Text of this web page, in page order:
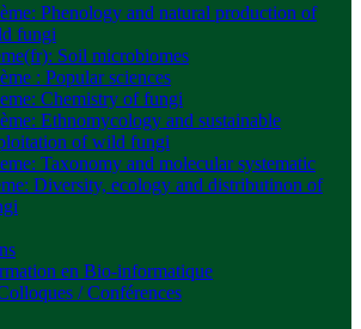
Phenology and natural production of
fungi
Soil microbiomes
: Popular sciences
Chemistry of fungi
Ethnomycology and sustainable
of wild fungi
Taxonomy and molecular systematic
Diversity, ecology and distributinon of
en Bio-informatique
/ Conférences